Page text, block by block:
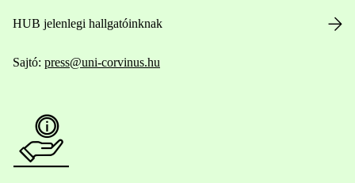
HUB jelenlegi hallgatóinknak
Sajtó: press@uni-corvinus.hu